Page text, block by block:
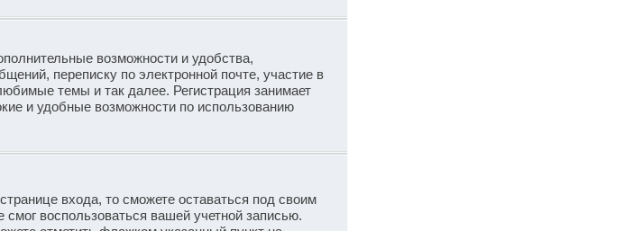
возможности и удобства,
переписку по электронной почте, участие в
темы и так далее. Регистрация занимает
и удобные возможности по использованию
входа, то сможете оставаться под своим
воспользоваться вашей учетной записью.